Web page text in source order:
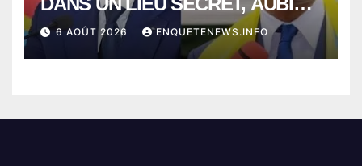
MINAKU ET EMMANUEL
SHADARY TRANSFÉRÉS À
L’AUDITORAT MILITAIRE
6 AOÛT 2026 ENQUETENEWS.INFO